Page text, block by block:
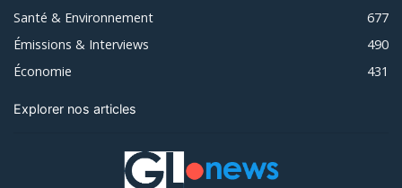
Santé & Environnement
677
Émissions & Interviews
490
Économie
431
Explorer nos articles